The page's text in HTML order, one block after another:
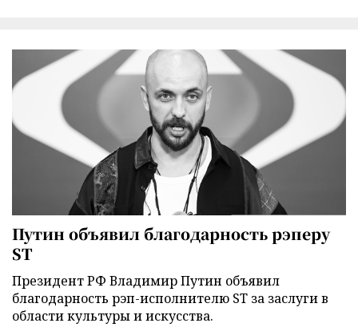
Путин объявил благодарность рэперу
ST
Президент РФ Владимир Путин объявил
благодарность рэп-исполнителю ST за заслуги в
области культуры и искусства.